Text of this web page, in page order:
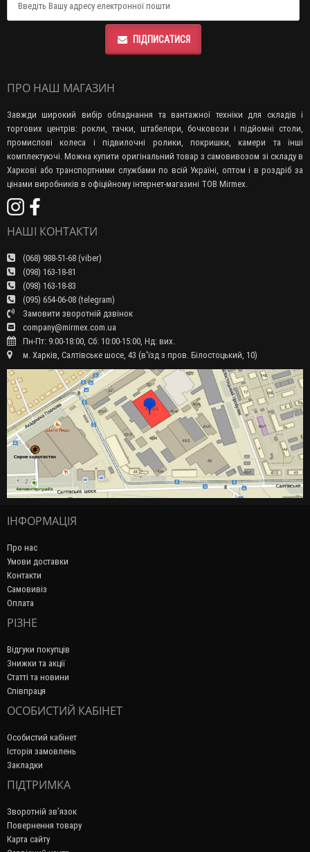
ПІДПИСАТИСЯ
ПРО НАШ МАГАЗИН
Завжди широкий вибір обладнання та вантажної техніки для складів і
торгових центрів: рокли, тачки, штабелери, бочковози і підйомні столи,
промислові колеса і підвилочні ролики, покришки, камери та інші
комплектуючі. Можна купити оригінальний товар з самовивозом зі складу в
Харкові або транспортними службами по всій Україні, оптом і в роздріб за
цінами виробників в офіційному інтернет-магазині ТОВ Mirmex.
НАШІ КОНТАКТИ
(068) 988-51-68 (viber)
(098) 163-18-81
(098) 163-18-83
(095) 654-06-08 (telegram)
Замовити зворотній дзвінок
company@mirmex.com.ua
Пн-Пт: 9:00-18:00, Сб: 10:00-15:00, Нд: вих.
м. Харків, Салтівське шосе, 43 (в'їзд з пров. Білостоцький, 10)
ІНФОРМАЦІЯ
Про нас
Умови доставки
Контакти
Самовивіз
Оплата
РІЗНЕ
Відгуки покупців
Знижки та акції
Статті та новини
Співпраця
ОСОБИСТИЙ КАБІНЕТ
Особистий кабінет
Історія замовлень
Закладки
ПІДТРИМКА
Зворотній зв’язок
Повернення товару
Карта сайту